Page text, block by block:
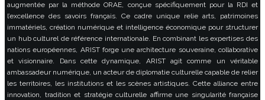
augmentée par la méthode ORAE, conçue spécifiquement pour la RDI et
l’excellence des savoirs français. Ce cadre unique relie arts, patrimoines
immatériels, création numérique et intelligence économique pour structurer
un hub culturel de référence internationale. En combinant les expertises des
nations européennes, ARIST forge une architecture souveraine, collaborative
et visionnaire. Dans cette dynamique, ARIST agit comme un véritable
ambassadeur numérique, un acteur de diplomatie culturelle capable de relier
les territoires, les institutions et les scènes artistiques. Cette alliance entre
innovation, tradition et stratégie culturelle affirme une singularité française